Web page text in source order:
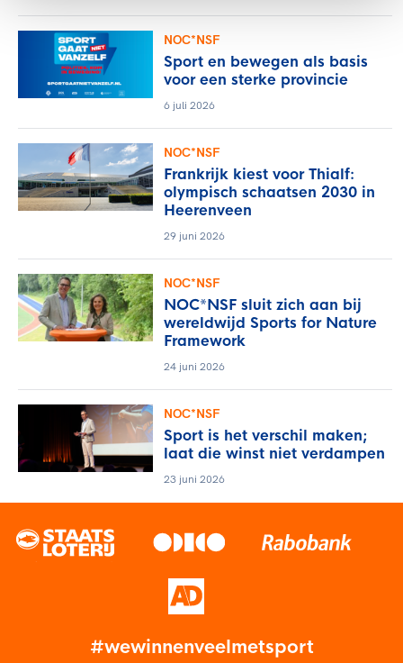
NOC*NSF
Sport en bewegen als basis
voor een sterke provincie
6 juli 2026
NOC*NSF
Frankrijk kiest voor Thialf:
olympisch schaatsen 2030 in
Heerenveen
29 juni 2026
NOC*NSF
NOC*NSF sluit zich aan bij
wereldwijd Sports for Nature
Framework
24 juni 2026
NOC*NSF
Sport is het verschil maken;
laat die winst niet verdampen
23 juni 2026
#wewinnenveelmetsport